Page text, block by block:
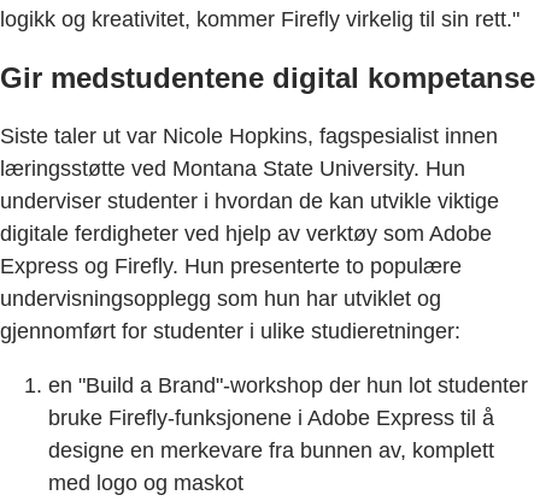
logikk og kreativitet, kommer Firefly virkelig til sin rett."
Gir medstudentene digital kompetanse
Siste taler ut var Nicole Hopkins, fagspesialist innen
læringsstøtte ved Montana State University. Hun
underviser studenter i hvordan de kan utvikle viktige
digitale ferdigheter ved hjelp av verktøy som Adobe
Express og Firefly. Hun presenterte to populære
undervisningsopplegg som hun har utviklet og
gjennomført for studenter i ulike studieretninger:
en "Build a Brand"-workshop der hun lot studenter
bruke Firefly-funksjonene i Adobe Express til å
designe en merkevare fra bunnen av, komplett
med logo og maskot